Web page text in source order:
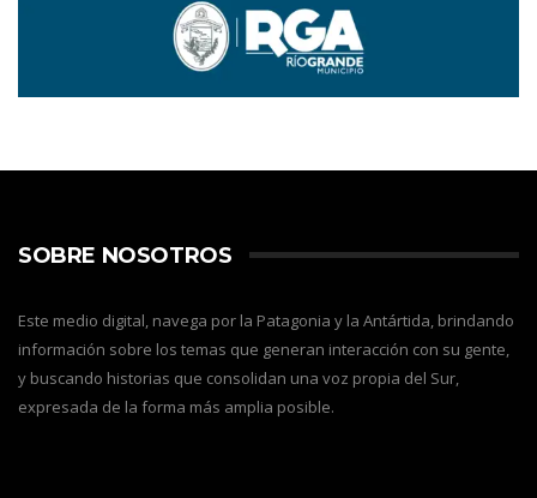
SOBRE NOSOTROS
Este medio digital, navega por la Patagonia y la Antártida, brindando
información sobre los temas que generan interacción con su gente,
y buscando historias que consolidan una voz propia del Sur,
expresada de la forma más amplia posible.